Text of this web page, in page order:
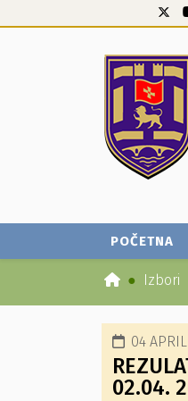
POČETNA
Izbori
04
02.04.